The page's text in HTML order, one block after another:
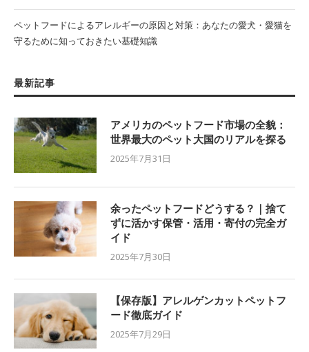
ペットフードによるアレルギーの原因と対策：あなたの愛犬・愛猫を
守るために知っておきたい基礎知識
最新記事
アメリカのペットフード市場の全貌：
世界最大のペット大国のリアルを探る
2025年7月31日
余ったペットフードどうする？｜捨て
ずに活かす保管・活用・寄付の完全ガ
イド
2025年7月30日
【保存版】アレルゲンカットペットフ
ード徹底ガイド
2025年7月29日